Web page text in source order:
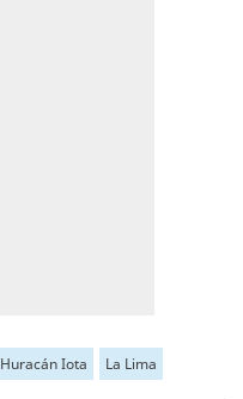
Huracán Iota La Lima